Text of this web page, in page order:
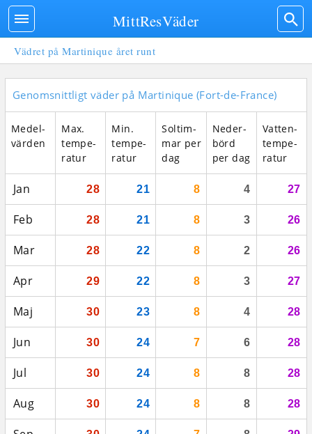
Vädret på Martinique året runt
Genomsnittligt väder på Martinique (Fort-de-France)
Medel­
vär­den
Max.
tempe­
ratur
Min.
tempe­
ratur
Sol­tim­
mar per
dag
Neder­
börd
per dag
Vatten­
tempe­
ratur
Jan 28 21 8 4 27
Feb 28 21 8 3 26
Mar 28 22 8 2 26
Apr 29 22 8 3 27
Maj 30 23 8 4 28
Jun 30 24 7 6 28
Jul 30 24 8 8 28
Aug 30 24 8 8 28
MittResVäder